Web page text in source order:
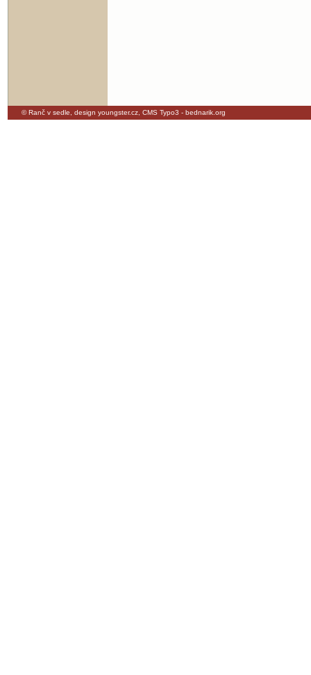
© Ranč v sedle, design youngster.cz, CMS Typo3 - bednarik.org